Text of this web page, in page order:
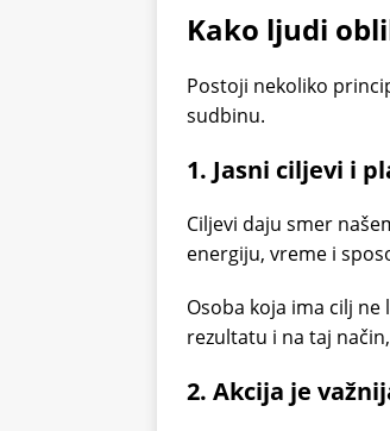
Kako ljudi
Postoji nekoliko
sudbinu.
1. Jasni ciljevi i
Ciljevi daju smer
energiju, vreme i
Osoba koja ima cilj
rezultatu i na taj
2. Akcija je